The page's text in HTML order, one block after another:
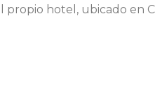
hotel, ubicado en